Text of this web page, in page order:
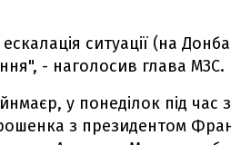
ситуації (на
- наголосив глава МЗС.
у понеділок під час
з президентом